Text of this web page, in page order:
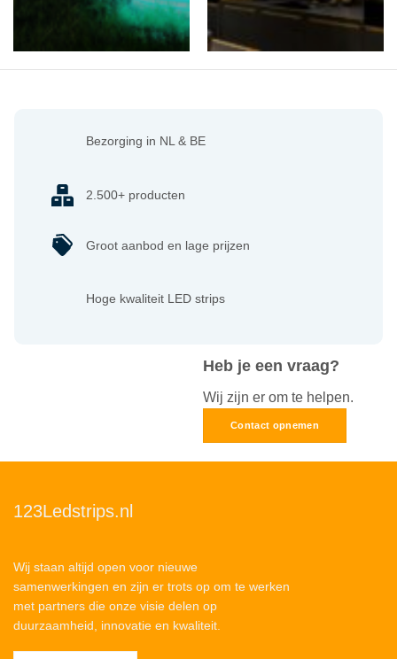
Heb je een vraag?
Wij zijn er om te helpen.
Contact opnemen
Bezorging in NL & BE
2.500+ producten
Groot aanbod en lage prijzen
Hoge kwaliteit LED strips
123Ledstrips.nl
Wij staan altijd open voor nieuwe
samenwerkingen en zijn er trots op om te werken
met partners die onze visie delen op
duurzaamheid, innovatie en kwaliteit.